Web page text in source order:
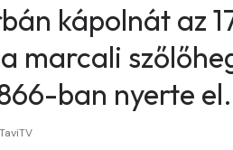
kápolnát az
marcali
ban nyerte el.
TaviTV